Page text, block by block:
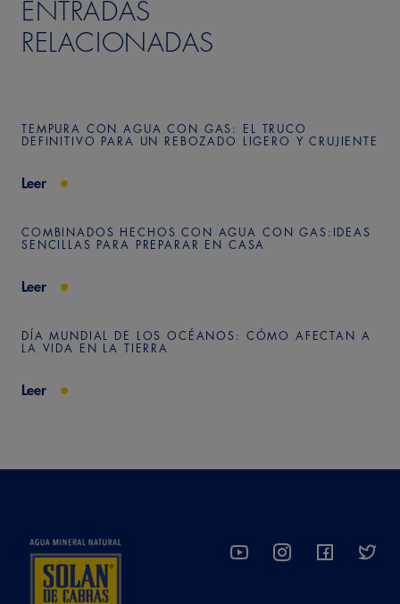
ENTRADAS
RELACIONADAS
TEMPURA CON AGUA CON GAS: EL TRUCO
DEFINITIVO PARA UN REBOZADO LIGERO Y CRUJIENTE
Leer
COMBINADOS HECHOS CON AGUA CON GAS:IDEAS
SENCILLAS PARA PREPARAR EN CASA
Leer
DÍA MUNDIAL DE LOS OCÉANOS: CÓMO AFECTAN A
LA VIDA EN LA TIERRA
Leer